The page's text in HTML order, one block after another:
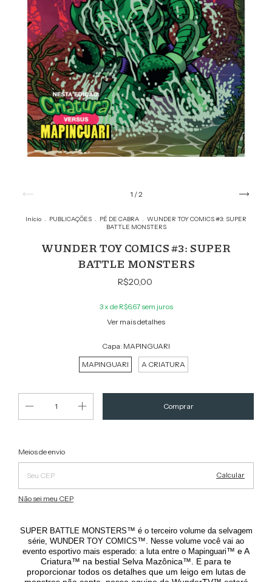
1 /2
Início . PUBLICAÇÕES . PÉ DE CABRA . WUNDER TOY COMICS #3: SUPER
BATTLE MONSTERS
WUNDER TOY COMICS #3: SUPER
BATTLE MONSTERS
R$20,00
3x de R$6,67 sem juros
Ver mais detalhes
Capa: MAPINGUARI
MAPINGUARI
A CRIATURA
Entregas para o CEP:
Meios de envio
Calcular
Não sei meu CEP
SUPER BATTLE MONSTERS™ é o terceiro volume da selvagem
série, WUNDER TOY COMICS™. Nesse volume você vai ao
evento esportivo mais esperado: a luta entre o Mapinguari™ e A
Criatura™ na bestial Selva Mazônica™. E para te
proporcionar todos os detalhes que um leigo em lutas de